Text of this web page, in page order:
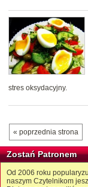
stres oksydacyjny.
« poprzednia strona
Zostań Patronem
Od 2006 roku
naszym Czytelnikom